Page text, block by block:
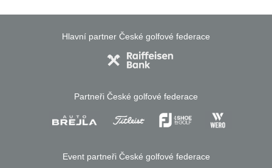
Hlavní partner České golfové federace
Partneři České golfové federace
Event partneři České golfové federace